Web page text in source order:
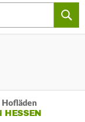
Hofläden
HESSEN